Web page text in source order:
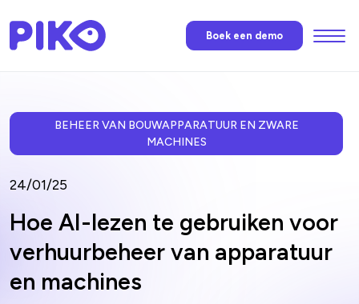
Boek een demo
BEHEER VAN BOUWAPPARATUUR EN ZWARE
MACHINES
24/01/25
Hoe AI-lezen te gebruiken voor
verhuurbeheer van apparatuur
en machines
Menu
PIKO’S AI
Nieuws
FAQ